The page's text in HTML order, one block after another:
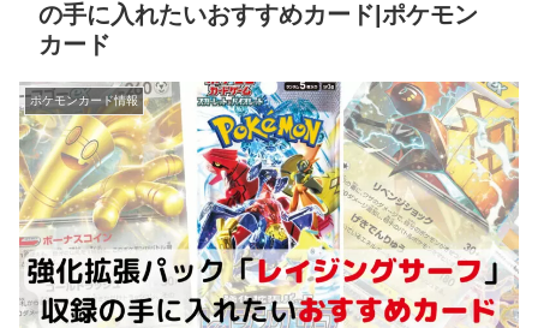
の手に入れたいおすすめカード|ポケモン
カード
ポケモンカード情報